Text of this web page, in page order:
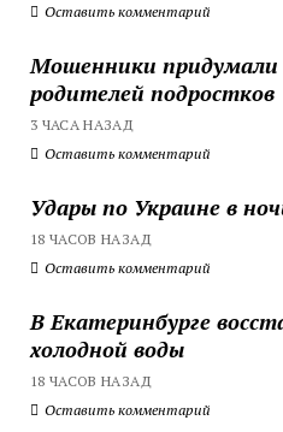
Оставить комментарий
Мошенники придумали
родителей подростков
3 ЧАСА НАЗАД
Оставить комментарий
Удары по Украине в
18 ЧАСОВ НАЗАД
Оставить комментарий
В Екатеринбурге
холодной воды
18 ЧАСОВ НАЗАД
Оставить комментарий